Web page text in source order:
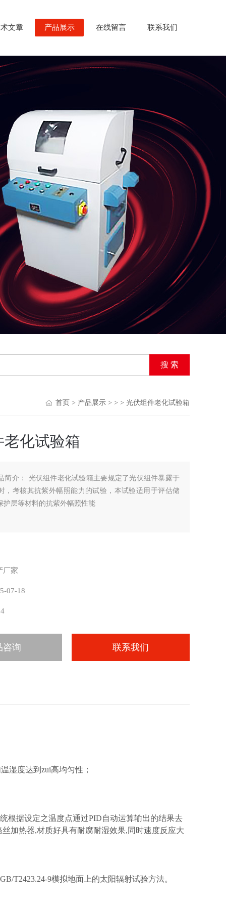
文章 产品展示 在线留言 联系我们
首页 > 产品展示 > > > 光伏组件老化试验箱
老化试验箱
简介： 光伏组件老化试验箱主要规定了光伏组件暴露于
，考核其抗紫外幅照能力的试验，本试验适用于评估储
护层等材料的抗紫外幅照性能
厂家
07-18
咨询 联系我们
湿度达到zui高均匀性；
根据设定之温度点通过PID自动运算输出的结果去
加热器,材质好具有耐腐耐湿效果,同时速度反应大
T2423.24-9模拟地面上的太阳辐射试验方法。